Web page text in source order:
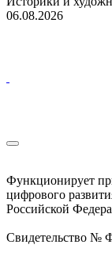
06.08.2026
Функционирует
цифрового
Российской
Свидетельство №